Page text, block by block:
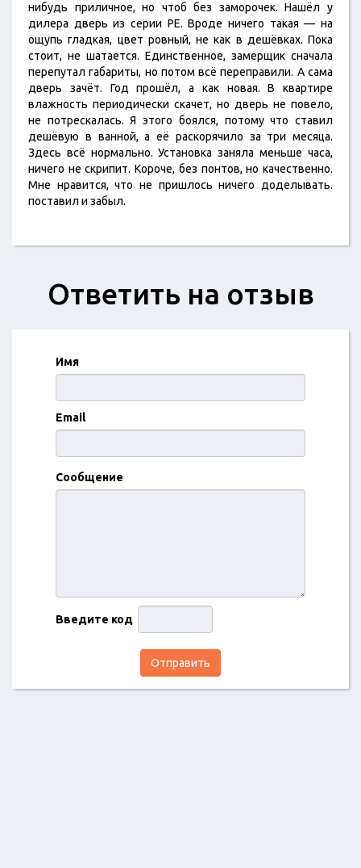
нибудь приличное, но чтоб без заморочек. Нашёл у
дилера дверь из серии PE. Вроде ничего такая — на
ощупь гладкая, цвет ровный, не как в дешёвках. Пока
стоит, не шатается. Единственное, замерщик сначала
перепутал габариты, но потом всё переправили. А сама
дверь зачёт. Год прошёл, а как новая. В квартире
влажность периодически скачет, но дверь не повело,
не потрескалась. Я этого боялся, потому что ставил
дешёвую в ванной, а её раскорячило за три месяца.
Здесь всё нормально. Установка заняла меньше часа,
ничего не скрипит. Короче, без понтов, но качественно.
Мне нравится, что не пришлось ничего доделывать.
поставил и забыл.
Ответить на отзыв
Имя
Email
Сообщение
Введите код
Отправить